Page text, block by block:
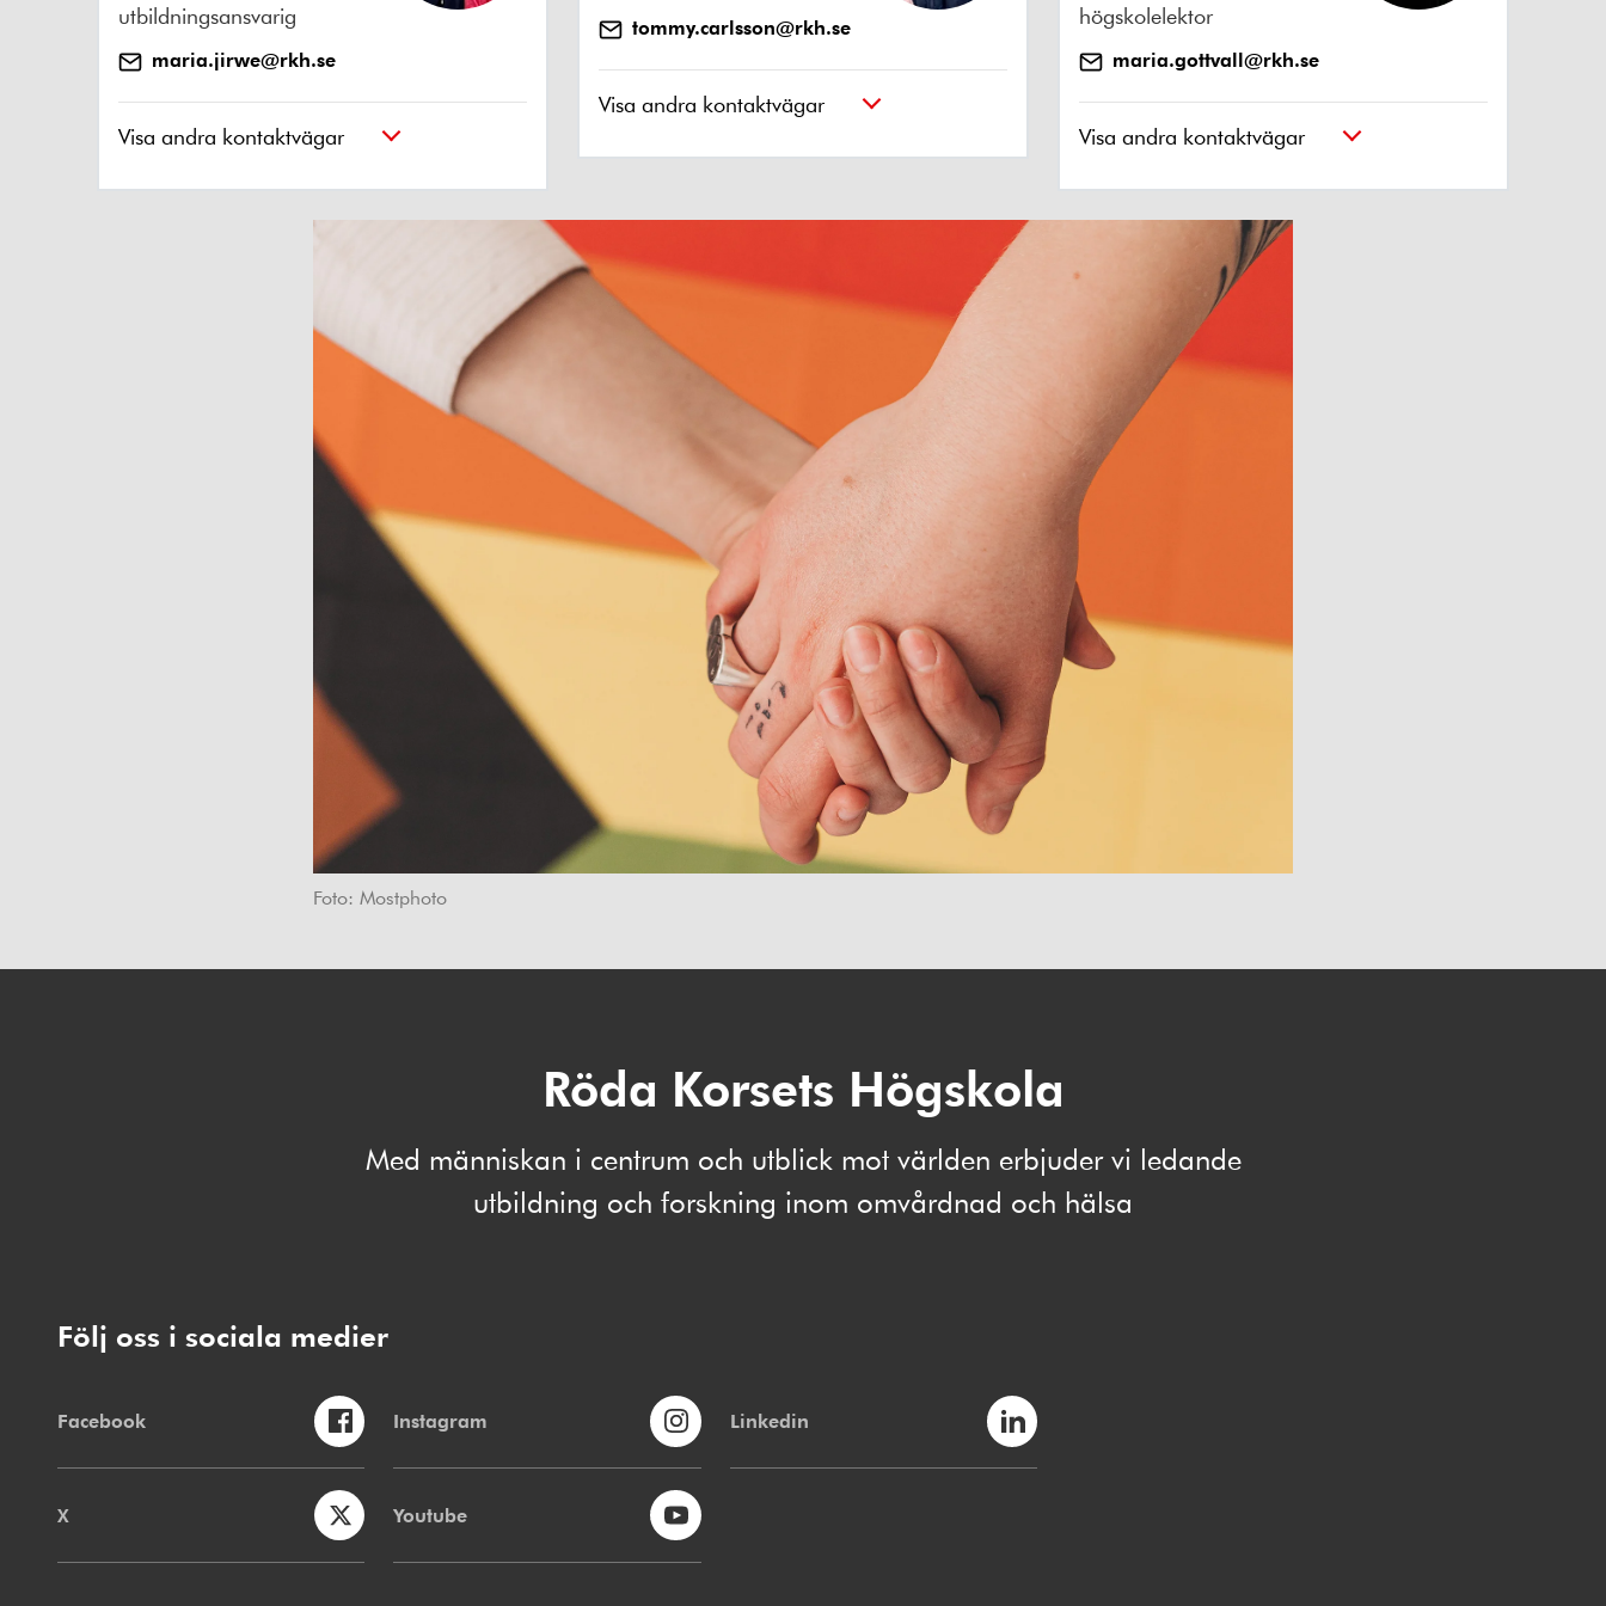
utbildningsansvarig
maria.jirwe@rkh.se
Visa andra kontaktvägar
tommy.carlsson@rkh.se
Visa andra kontaktvägar
högskolelektor
maria.gottvall@rkh.se
Visa andra kontaktvägar
Foto: Mostphoto
Röda Korsets Högskola
Med människan i centrum och utblick mot världen erbjuder vi ledande
utbildning och forskning inom omvårdnad och hälsa
Följ oss i sociala medier
Facebook Instagram Linkedin
X Youtube